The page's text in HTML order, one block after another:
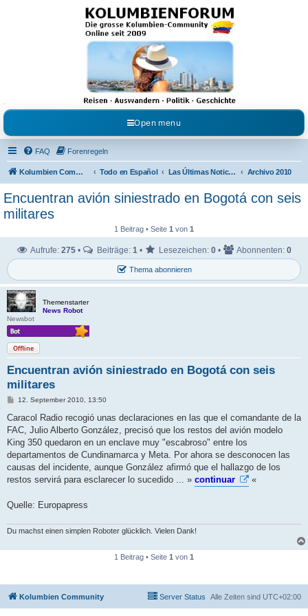
Kolumbienforum - Das
grosse Forum der
Freunde Kolumbiens
Reisen, Auswandern, Kultur, Politik, Geschichte und Visum in Kolumbien und Venezuela.
Austausch, Erfahrungen und Gemeinschaft im Kolumbienforum
Open menu
FAQ Forenregeln
Kolumbien Community Todo en Español Las Últimas Noticias en Español Archivo 2010
Encuentran avión siniestrado en Bogotá con seis
militares
1 Beitrag • Seite 1 von 1
Thema abonnieren
Aufrufe: 275 • Beiträge: 1 • Lesezeichen: 0 • Abonnenten: 0
Themenstarter
News Robot
Newsbot
Offline
Encuentran avión siniestrado en Bogotá con seis
militares
B
i
r
a
12. September 2010, 13:50
Caracol Radio recogió unas declaraciones en las que el comandante de la
FAC, Julio Alberto González, precisó que los restos del avión modelo
King 350 quedaron en un enclave muy "escabroso" entre los
departamentos de Cundinamarca y Meta. Por ahora se desconocen las
causas del incidente, aunque González afirmó que el hallazgo de los
restos servirá para esclarecer lo sucedido ... » continuar «
Quelle: Europapress
Du machst einen simplen Roboter glücklich. Vielen Dank!
1 Beitrag • Seite 1 von 1
Kolumbien Community Alle Zeiten sind UTC+02:00
Server Status